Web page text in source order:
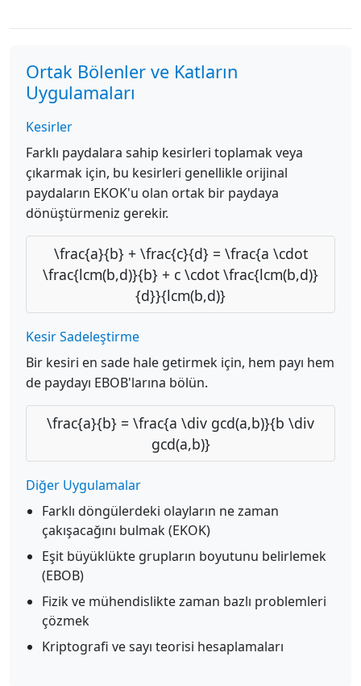
Ortak Bölenler ve Katların
Uygulamaları
Kesirler
Farklı paydalara sahip kesirleri toplamak veya
çıkarmak için, bu kesirleri genellikle orijinal
paydaların EKOK'u olan ortak bir paydaya
dönüştürmeniz gerekir.
\frac{a}{b} + \frac{c}{d} = \frac{a \cdot
\frac{lcm(b,d)}{b} + c \cdot \frac{lcm(b,d)}
{d}}{lcm(b,d)}
Kesir Sadeleştirme
Bir kesiri en sade hale getirmek için, hem payı hem
de paydayı EBOB'larına bölün.
\frac{a}{b} = \frac{a \div gcd(a,b)}{b \div
gcd(a,b)}
Diğer Uygulamalar
Farklı döngülerdeki olayların ne zaman
çakışacağını bulmak (EKOK)
Eşit büyüklükte grupların boyutunu belirlemek
(EBOB)
Fizik ve mühendislikte zaman bazlı problemleri
çözmek
Kriptografi ve sayı teorisi hesaplamaları